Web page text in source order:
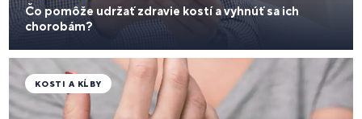
Čo pomôže udržať zdravie kostí a vyhnúť sa ich
chorobám?
KOSTI A KĹBY